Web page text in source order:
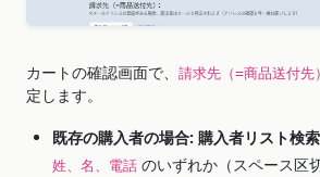
カートの確認画面で、 請求先（=商品送付先）
定します。
既存の購入者の場合: 購入者リスト検索
姓、名、電話 のいずれか（スペース区